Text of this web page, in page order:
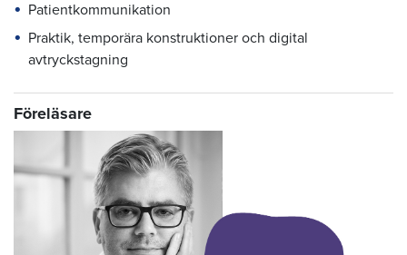
Patientkommunikation
Praktik, temporära konstruktioner och digital
avtryckstagning
Föreläsare